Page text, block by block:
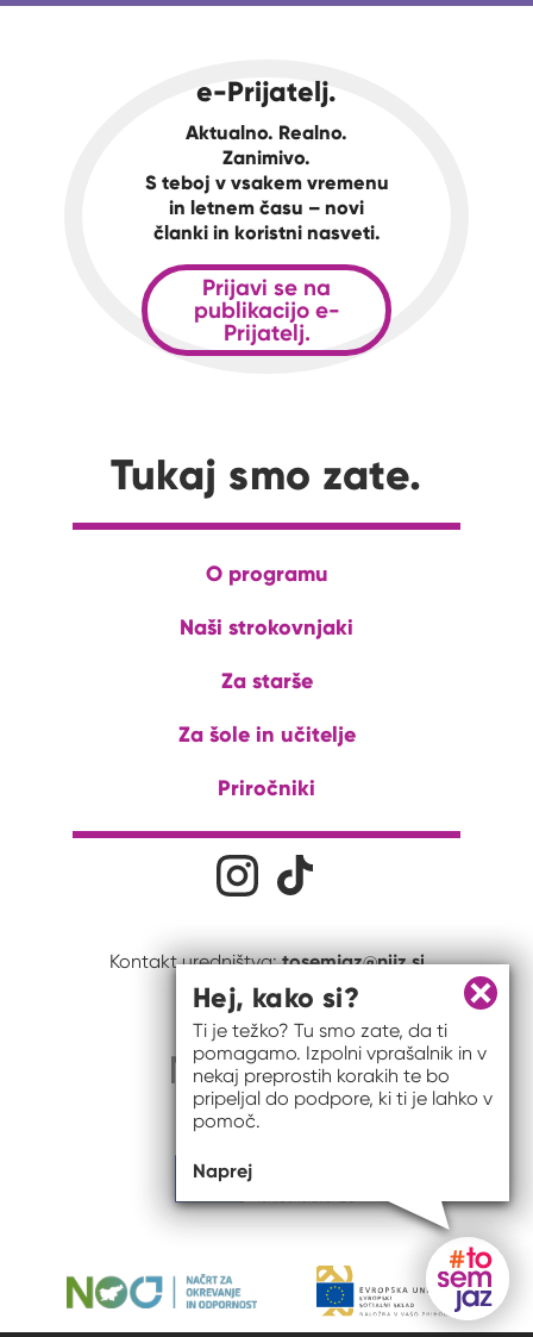
e-Prijatelj.
Aktualno. Realno.
Zanimivo.
S teboj v vsakem vremenu
in letnem času – novi
članki in koristni nasveti.
Prijavi se na
publikacijo e-
Prijatelj.
Tukaj smo zate.
O programu
Naši strokovnjaki
Za starše
Za šole in učitelje
Priročniki
Družabna omrežjaNa naš Instagram profil
Kontakt uredništva:tosemjaz@nijz.si
Gumb
Zapri
Hej, kako si?
Ti je težko? Tu smo zate, da ti
pomagamo. Izpolni vprašalnik in v
nekaj preprostih korakih te bo
pripeljal do podpore, ki ti je lahko v
pomoč.
Naprej